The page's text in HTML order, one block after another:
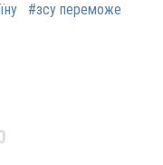
#зсу переможе